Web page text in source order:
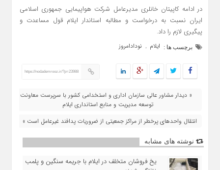
در ادامه کاپیتان خانلری مدیرعامل شرکت هواپیمایی جمهوری اسلامی
ایران نسبت به درخواست و مطالبه استاندار ایلام قول مساعدت و
پیگیری لازم را داد.
برچسب ها : ایلام , نودادامروز
https://nodademrooz.ir/?p=23988
« دیدار مشاور عالی سازمان اداری و استخدامی کشور با سرپرست معاونت
توسعه مدیریت و منابع استانداری ایلام
انتقال واحد‌های پرخطر از مراکز جمعیتی از ضروریات پدافند غیرعامل است »
نوشته های مشابه
یخ‌ فروشان متخلف در ایلام با جریمه سنگین و پلمب